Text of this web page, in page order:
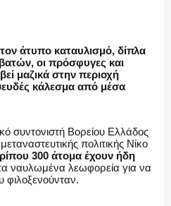
άτυπο καταυλισμό, δίπλα
οι πρόσφυγες και
μαζικά στην περιοχή
κάλεσμα από μέσα
συντονιστή Βορείου Ελλάδος
πολιτικής Νίκο
300 άτομα έχουν ήδη
ναυλωμένα λεωφορεία για να
φιλοξενούνταν.